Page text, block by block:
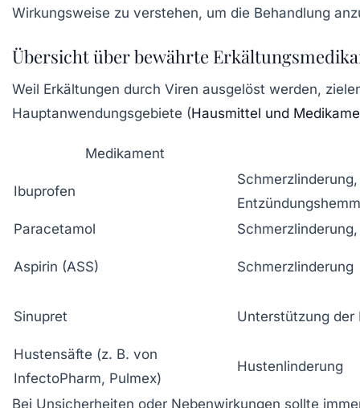
Wirkungsweise zu verstehen, um die Behandlung
Übersicht über bewährte
Weil Erkältungen durch Viren ausgelöst werden,
Hauptanwendungsgebiete (Hausmittel und
Medikament
Ibuprofen
Paracetamol
Aspirin (ASS) Schmerzlinderung
Sinupret Unterstützung der
Hustensäfte (z. B. von
InfectoPharm, Pulmex)
Hustenlinderung
Bei Unsicherheiten oder Nebenwirkungen sollte